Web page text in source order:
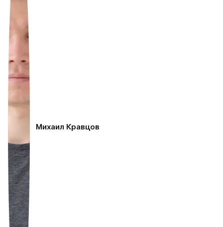
Михаил Кравцов